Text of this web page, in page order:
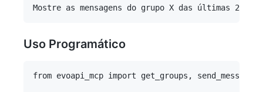
Uso Programático
from evoapi_mcp import get_groups,